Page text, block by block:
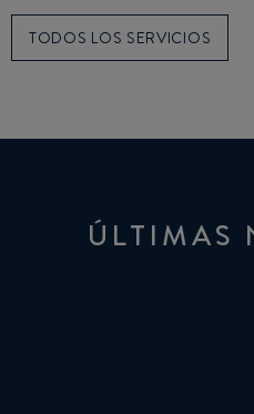
TODOS LOS SERVICIOS
ÚLTIMAS